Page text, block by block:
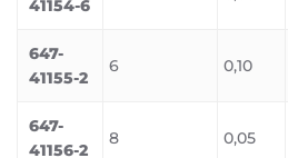
41154-6
647-
41155-2
6 0,10
647-
41156-2
8 0,05